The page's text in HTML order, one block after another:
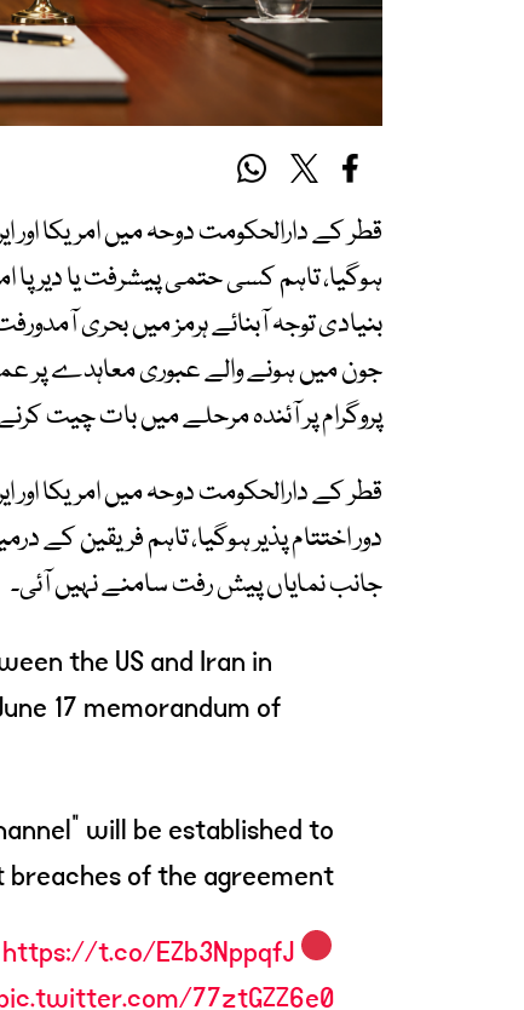
ہوگیا، تاہم کسی حتمی پیشرفت یا دیرپا
بنیادی توجہ آبنائے ہرمز میں بحری
جون میں ہونے والے عبوری معاہدے پر
پروگرام پر آئندہ مرحلے میں بات چیت کرنے
دور اختتام پذیر ہوگیا، تاہم فریقین
جانب نمایاں پیش رفت سامنے نہیں آئی۔
the US and Iran in
17 memorandum of
will be established to
of the agreement.
LIVE updates:
https://t.co/EZb3NppqfJ
77ztGZZ6e0